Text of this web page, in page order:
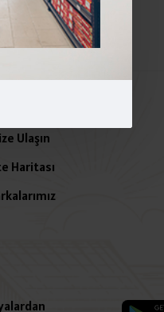
Ulaşın
Haritası